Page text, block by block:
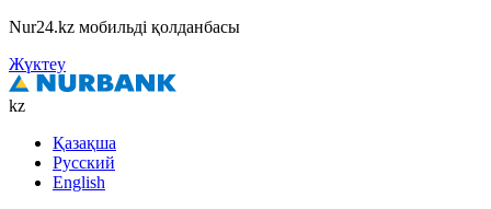
Nur24.kz мобильді қолданбасы
Жүктеу
kz
Қазақша
Русский
English